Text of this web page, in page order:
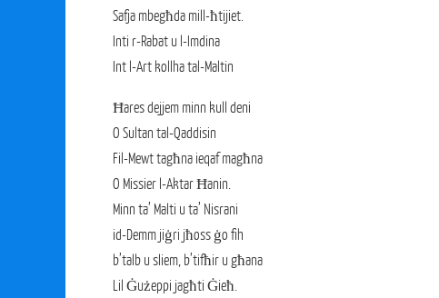
Safja mbegħda mill-ħtijiet.
Inti r-Rabat u l-Imdina
Int l-Art kollha tal-Maltin
Ħares dejjem minn kull deni
O Sultan tal-Qaddisin
Fil-Mewt tagħna ieqaf magħna
O Missier l-Aktar Ħanin.
Minn ta’ Malti u ta’ Nisrani
id-Demm jiġri jħoss ġo fih
b’talb u sliem, b’tifħir u għana
Lil Ġużeppi jagħti Ġieħ.